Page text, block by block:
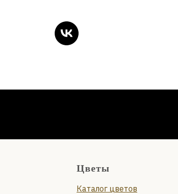
Цветы
Каталог цветов